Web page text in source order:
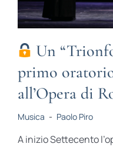
Un
primo
all’Opera di
Musica - Paolo Piro
A inizio Settecento